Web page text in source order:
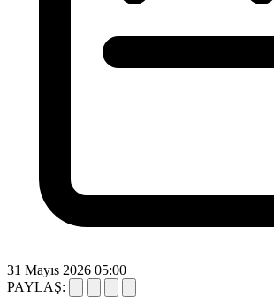
31 Mayıs 2026 05:00
PAYLAŞ: